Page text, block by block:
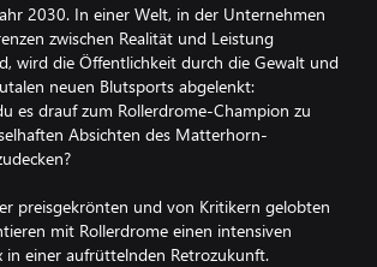
2030. In einer Welt, in der Unternehmen
zwischen Realität und Leistung
wird die Öffentlichkeit durch die Gewalt und
neuen Blutsports abgelenkt:
es drauf zum Rollerdrome-Champion zu
Absichten des Matterhorn-
preisgekrönten und von Kritikern gelobten
mit Rollerdrome einen intensiven
in einer aufrüttelnden Retrozukunft.